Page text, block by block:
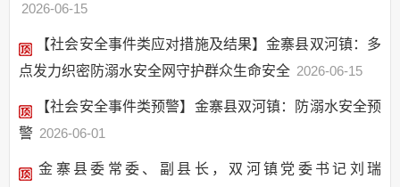
2026-06-15
【社会安全事件类应对措施及结果】金寨县双河镇：多
点发力织密防溺水安全网守护群众生命安全 2026-06-15
【社会安全事件类预警】金寨县双河镇：防溺水安全预
警 2026-06-01
金寨县委常委、副县长，双河镇党委书记刘瑞